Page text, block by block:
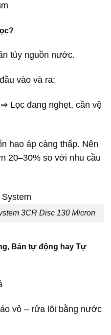
tùy nguồn nước.
vào và ra:
Lọc đang nghẹt, cần vệ
hao áp càng thấp. Nên
20–30% so với nhu cầu
3CR Disc 130 Micron
Bán tự động hay Tự
rửa lõi bằng nước